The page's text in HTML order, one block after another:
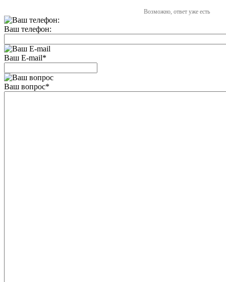
Возможно, ответ уже есть
Ваш телефон:
Ваш E-mail*
Ваш вопрос*